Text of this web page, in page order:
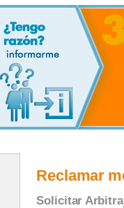
Reclamar
Solicitar